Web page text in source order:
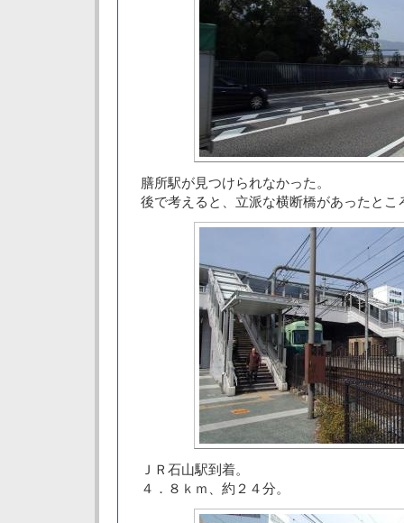
膳所駅が見つけられなかった。
後で考えると、立派な横断橋があったとこ
ＪＲ石山駅到着。
４．８ｋｍ、約２４分。